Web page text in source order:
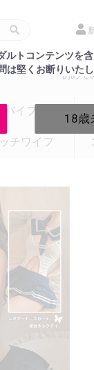
トコンテンツを含
は堅くお断りいたし
18歳
初めて
バイブ
チワイフ